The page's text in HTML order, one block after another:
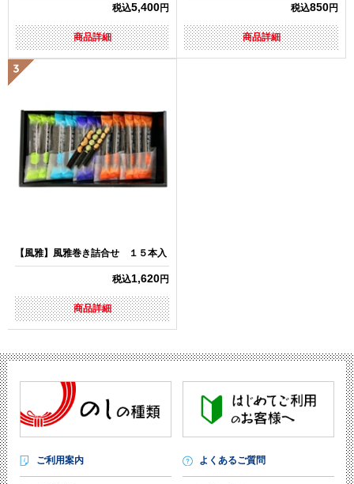
税込5,400円
商品詳細
税込850円
商品詳細
【風雅】風雅巻き詰合せ １５本入
税込1,620円
商品詳細
ご利用案内 よくあるご質問